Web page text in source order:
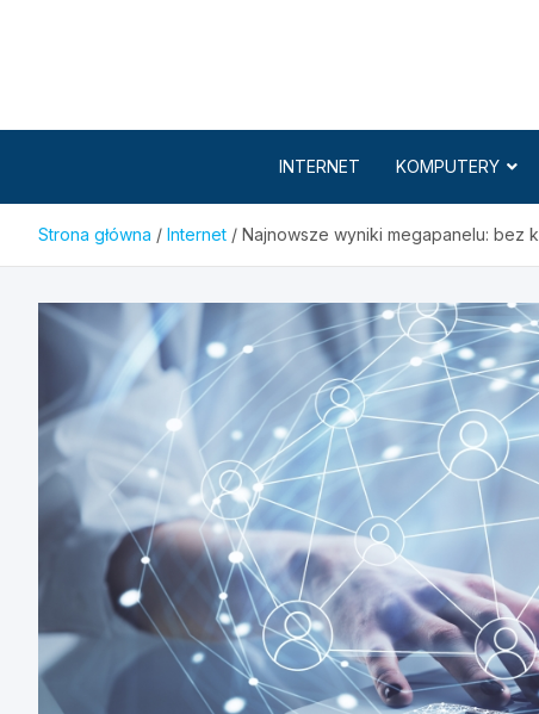
INTERNET KOMPUTERY
Strona główna Internet Najnowsze wyniki megapanelu: bez